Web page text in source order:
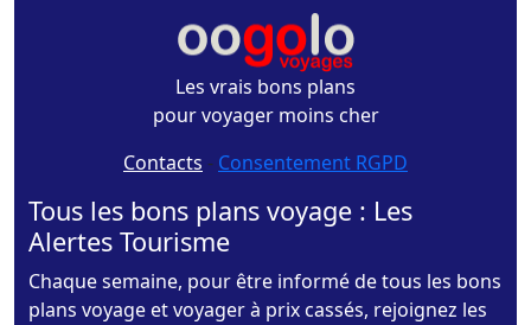
Les vrais bons plans
pour voyager moins cher
Contacts - Consentement RGPD
Tous les bons plans voyage : Les
Alertes Tourisme
Chaque semaine, pour être informé de tous les bons
plans voyage et voyager à prix cassés, rejoignez les